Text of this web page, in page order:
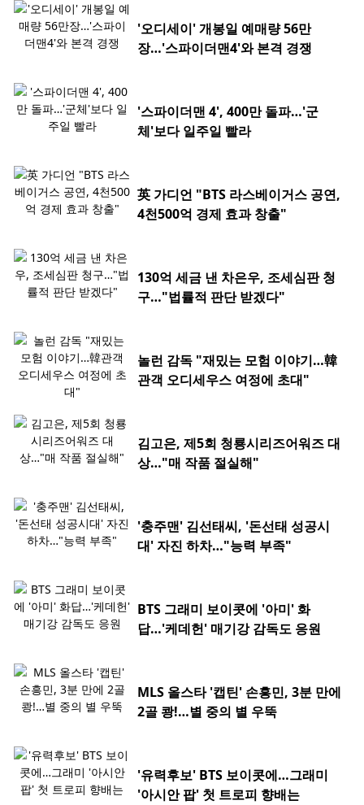
'오디세이' 개봉일 예매량 56만
장…'스파이더맨4'와 본격 경쟁
'스파이더맨 4', 400만 돌파…'군
체'보다 일주일 빨라
英 가디언 "BTS 라스베이거스 공연,
4천500억 경제 효과 창출"
130억 세금 낸 차은우, 조세심판 청
구…"법률적 판단 받겠다"
놀런 감독 "재밌는 모험 이야기…韓
관객 오디세우스 여정에 초대"
김고은, 제5회 청룡시리즈어워즈 대
상…"매 작품 절실해"
'충주맨' 김선태씨, '돈선태 성공시
대' 자진 하차…"능력 부족"
BTS 그래미 보이콧에 '아미' 화
답…'케데헌' 매기강 감독도 응원
MLS 올스타 '캡틴' 손흥민, 3분 만에
2골 쾅!…별 중의 별 우뚝
'유력후보' BTS 보이콧에…그래미
'아시안 팝' 첫 트로피 향배는